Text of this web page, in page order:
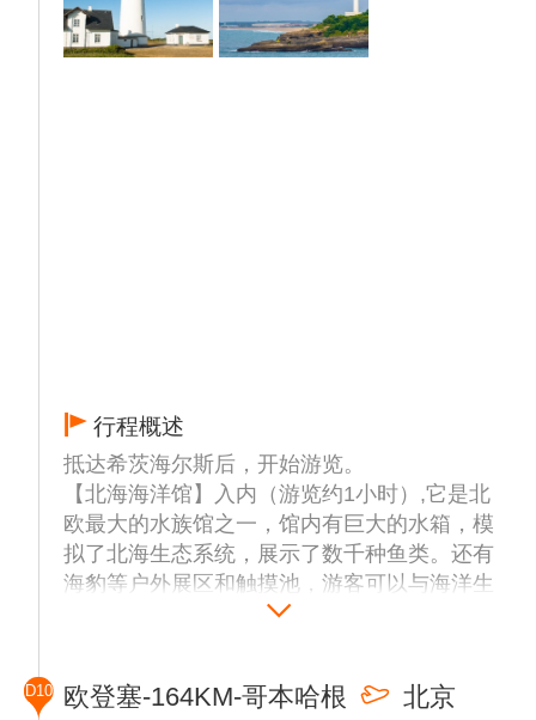
行程概述
抵达希茨海尔斯后，开始游览。
【北海海洋馆】入内（游览约1小时）,它是北
欧最大的水族馆之一，馆内有巨大的水箱，模
拟了北海生态系统，展示了数千种鱼类。还有
海豹等户外展区和触摸池，游客可以与海洋生
北海和周边乡村的壮丽景色，附近区域适合散
D10 欧登塞-164KM-哥本哈根 北京